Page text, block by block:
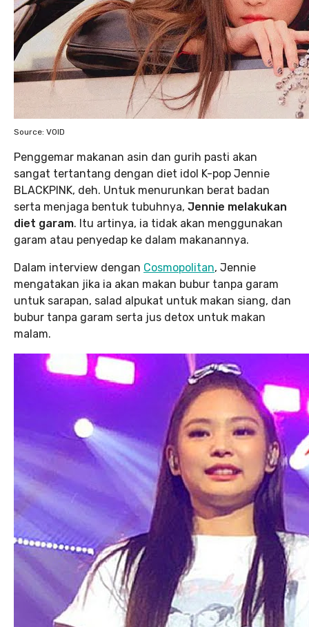
Source: VOID
Penggemar makanan asin dan gurih pasti akan
sangat tertantang dengan diet idol K-pop Jennie
BLACKPINK, deh. Untuk menurunkan berat badan
serta menjaga bentuk tubuhnya, Jennie melakukan
diet garam. Itu artinya, ia tidak akan menggunakan
garam atau penyedap ke dalam makanannya.
Dalam interview dengan Cosmopolitan, Jennie
mengatakan jika ia akan makan bubur tanpa garam
untuk sarapan, salad alpukat untuk makan siang, dan
bubur tanpa garam serta jus detox untuk makan
malam.